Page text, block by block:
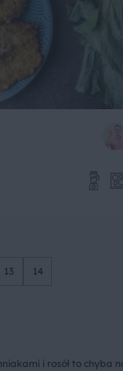
13 14
i rosół to